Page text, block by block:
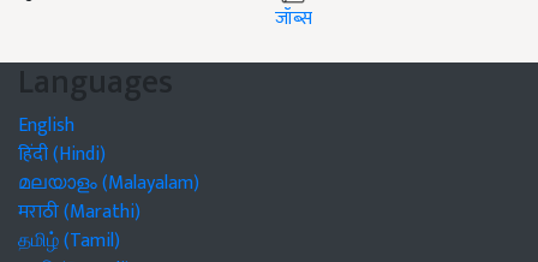
जॉब्स
Languages
English
हिंदी (Hindi)
മലയാളം (Malayalam)
मराठी (Marathi)
தமிழ் (Tamil)